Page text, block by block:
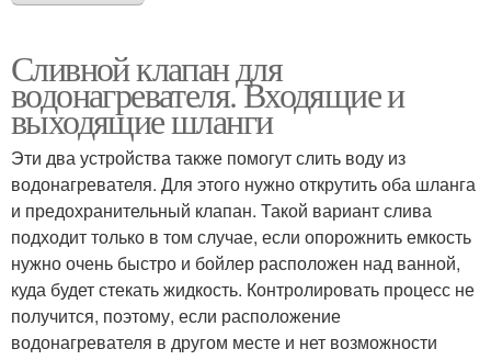
Сливной клапан для
водонагревателя. Входящие и
выходящие шланги
Эти два устройства также помогут слить воду из
водонагревателя. Для этого нужно открутить оба шланга
и предохранительный клапан. Такой вариант слива
подходит только в том случае, если опорожнить емкость
нужно очень быстро и бойлер расположен над ванной,
куда будет стекать жидкость. Контролировать процесс не
получится, поэтому, если расположение
водонагревателя в другом месте и нет возможности